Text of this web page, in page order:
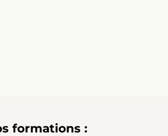
formations :